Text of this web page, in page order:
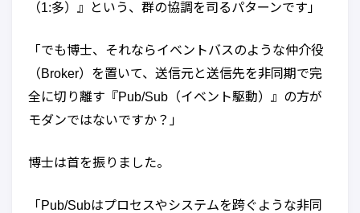
（1:多）』という、群の協調を司るパターンです」
「でも博士、それならイベントバスのような仲介役
（Broker）を置いて、送信元と送信先を非同期で完
全に切り離す『Pub/Sub（イベント駆動）』の方が
モダンではないですか？」
博士は首を振りました。
「Pub/Subはプロセスやシステムを跨ぐような非同